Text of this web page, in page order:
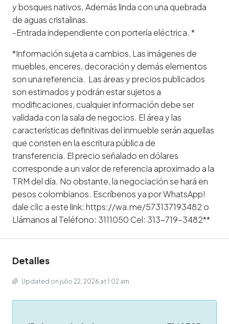
y bosques nativos. Además linda con una quebrada
de aguas cristalinas.
-Entrada independiente con portería eléctrica. *
*Información sujeta a cambios, Las imágenes de
muebles, enceres, decoración y demás elementos
son una referencia. Las áreas y precios publicados
son estimados y podrán estar sujetos a
modificaciones, cualquier información debe ser
validada con la sala de negocios. El área y las
características definitivas del inmueble serán aquellas
que consten en la escritura pública de
transferencia. El precio señalado en dólares
corresponde a un valor de referencia aproximado a la
TRM del día. No obstante, la negociación se hará en
pesos colombianos. Escríbenos ya por WhatsApp!
dale clic a este link: https://wa.me/573137193482 o
Llámanos al Teléfono: 3111050 Cel: 313-719-3482**
Detalles
Updated on julio 22, 2026 at 1:02 am